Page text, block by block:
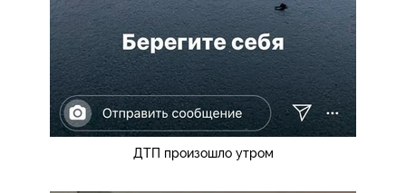
ДТП произошло утром